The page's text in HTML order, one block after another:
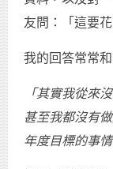
友問：「這要
我的回答常常
「其實我從來
甚至我都沒有
年度目標的事情